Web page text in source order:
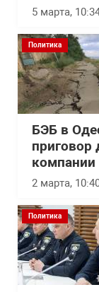
5 марта,
Политика
БЭБ в
приговор
компании
2 марта,
Политика